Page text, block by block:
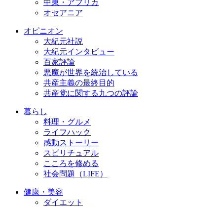
中東・アフリカ
オセアニア
オピニオン
大紀元社説
大紀元インタビュー
百家評論
悪魔が世界を統治している
共産主義の最終目的
共産党に関する九つの評論
暮らし
料理・グルメ
ライフハック
感動ストーリー
スピリチュアル
こころを修める
社会問題（LIFE）
健康・美容
ダイエット